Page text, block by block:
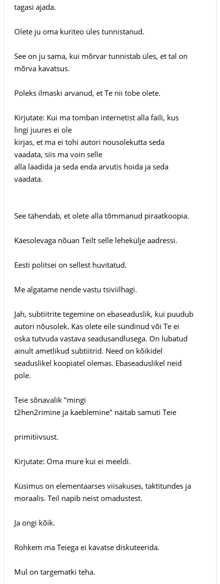
tagasi ajada.
Olete ju oma kuriteo üles tunnistanud.
See on ju sama, kui mõrvar tunnistab üles, et tal on
mõrva kavatsus.
Poleks ilmaski arvanud, et Te nii tobe olete.
Kirjutate: Kui ma tomban internetist alla faili, kus
lingi juures ei ole
kirjas, et ma ei tohi autori nousolekutta seda
vaadata, siis ma voin selle
alla laadida ja seda enda arvutis hoida ja seda
vaadata.
See tähendab, et olete alla tõmmanud piraatkoopia.
Käesolevaga nõuan Teilt selle lehekülje aadressi.
Eesti politsei on sellest huvitatud.
Me algatame nende vastu tsiviilhagi.
Jah, subtiitrite tegemine on ebaseaduslik, kui puudub
autori nõusolek. Kas olete eile sündinud või Te ei
oska tutvuda vastava seadusandlusega. On lubatud
ainult ametlikud subtiitrid. Need on kõikidel
seaduslikel koopiatel olemas. Ebaseaduslikel neid
pole.
Teie sõnavalik "mingi
t2hen2rimine ja kaeblemine" näitab samuti Teie
primitiivsust.
Kirjutate: Oma mure kui ei meeldi.
Küsimus on elementaarses viisakuses, taktitundes ja
moraalis. Teil napib neist omadustest.
Ja ongi kõik.
Rohkem ma Teiega ei kavatse diskuteerida.
Mul on targematki teha.